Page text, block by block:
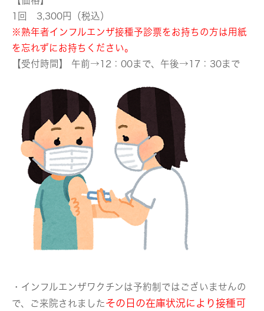
1回 3,300円（税込）
※熟年者インフルエンザ接種予診票をお持ちの方は用紙
を忘れずにお持ちください。
【受付時間】 午前→12：00まで、午後→17：30まで
・インフルエンザワクチンは予約制ではございませんの
で、ご来院されましたその日の在庫状況により接種可